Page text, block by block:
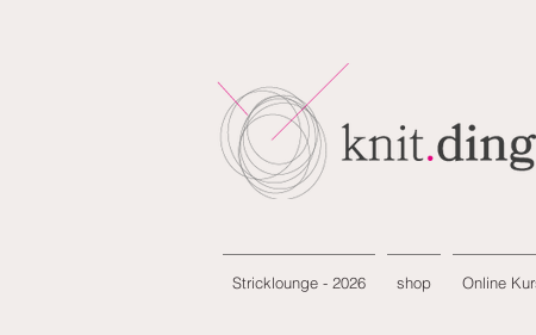
Stricklounge - 2026 shop Online